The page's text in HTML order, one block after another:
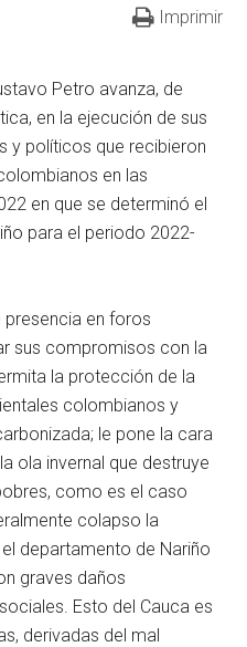
Imprimir
Petro avanza, de
en la ejecución de sus
y políticos que recibieron
en las
en que se determinó el
para el periodo 2022-
presencia en foros
sus compromisos con la
la protección de la
colombianos y
le pone la cara
ola invernal que destruye
como es el caso
colapso la
departamento de Nariño
graves daños
Esto del Cauca es
derivadas del mal